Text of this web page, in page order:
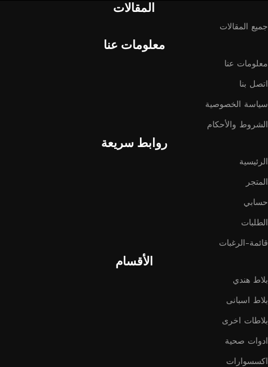
المقالات
جميع المقالات
معلومات عنا
معلومات عنا
اتصل بنا
سياسة الخصوصية
الشروط والأحكام
روابط سريعة
الرئيسية
المتجر
حسابي
الطلبات
قائمة-الرغبات
الأقسام
بلاط هندي
بلاط اسبانى
بلاطات اخرى
ادوات صحية
اكسسوارات